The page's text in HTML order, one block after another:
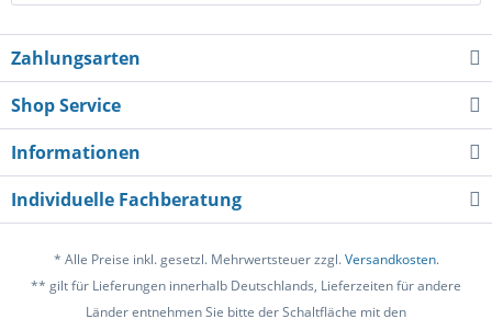
Zahlungsarten
Shop Service
Informationen
Individuelle Fachberatung
* Alle Preise inkl. gesetzl. Mehrwertsteuer zzgl.Versandkosten.
** gilt für Lieferungen innerhalb Deutschlands, Lieferzeiten für andere
Länder entnehmen Sie bitte der Schaltfläche mit den